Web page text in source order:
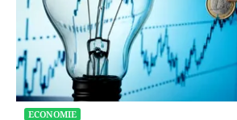
ECONOMIE